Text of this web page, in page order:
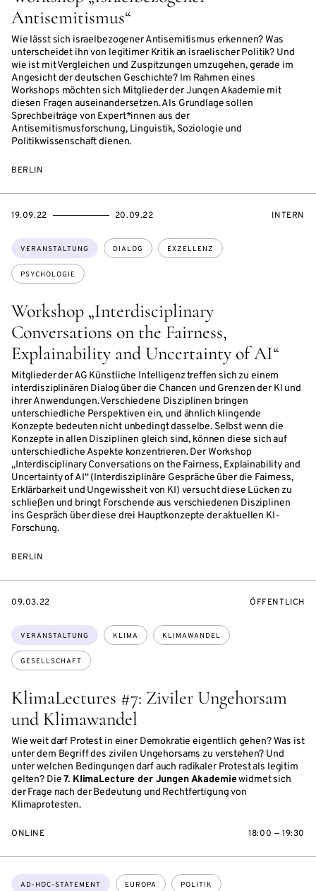
Antisemitismus“
Wie lässt sich israelbezogener Antisemitismus erkennen? Was
unterscheidet ihn von legitimer Kritik an israelischer Politik? Und
wie ist mit Vergleichen und Zuspitzungen umzugehen, gerade im
Angesicht der deutschen Geschichte? Im Rahmen eines
Workshops möchten sich Mitglieder der Jungen Akademie mit
diesen Fragen auseinandersetzen. Als Grundlage sollen
Sprechbeiträge von Expert*innen aus der
Antisemitismusforschung, Linguistik, Soziologie und
Politikwissenschaft dienen.
BERLIN
Workshop „Interdisciplinary
Conversations on the Fairness,
Explainability and Uncertainty of AI“
Mitglieder der AG Künstliche Intelligenz treffen sich zu einem
interdisziplinären Dialog über die Chancen und Grenzen der KI und
ihrer Anwendungen. Verschiedene Disziplinen bringen
unterschiedliche Perspektiven ein, und ähnlich klingende
Konzepte bedeuten nicht unbedingt dasselbe. Selbst wenn die
Konzepte in allen Disziplinen gleich sind, können diese sich auf
unterschiedliche Aspekte konzentrieren. Der Workshop
„Interdisciplinary Conversations on the Fairness, Explainability and
Uncertainty of AI“ (Interdisziplinäre Gespräche über die Fairness,
Erklärbarkeit und Ungewissheit von KI) versucht diese Lücken zu
schließen und bringt Forschende aus verschiedenen Disziplinen
ins Gespräch über diese drei Hauptkonzepte der aktuellen KI-
Forschung.
Themen:
VERANSTALTUNG DIALOG EXZELLENZ
PSYCHOLOGIE
EVENTBEGINSON
19.09.22
EVENTENDSON 20.09.22 INTERN
BERLIN
KlimaLectures #7: Ziviler Ungehorsam
und Klimawandel
Wie weit darf Protest in einer Demokratie eigentlich gehen? Was ist
unter dem Begriff des zivilen Ungehorsams zu verstehen? Und
unter welchen Bedingungen darf auch radikaler Protest als legitim
gelten? Die7. KlimaLecture der Jungen Akademiewidmet sich
der Frage nach der Bedeutung und Rechtfertigung von
Klimaprotesten.
Themen:
VERANSTALTUNG KLIMA KLIMAWANDEL
GESELLSCHAFT
EVENTBEGINSON
09.03.22 ÖFFENTLICH
ONLINE 18:00 — 19:30
Themen:
AD-HOC-STATEMENT EUROPA POLITIK